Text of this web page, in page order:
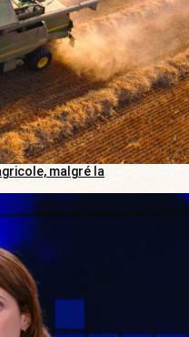
malgré la